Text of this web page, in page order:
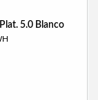
5.0 Blanco